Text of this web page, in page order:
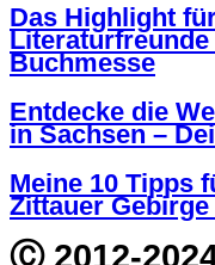
Das Highlight
Buchmesse
Entdecke die
in Sachsen –
Meine 10 Tipps
Zittauer
Ⓒ 2012-